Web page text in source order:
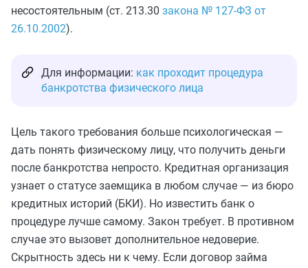
несостоятельным (ст. 213.30 закона № 127-ФЗ от
26.10.2002).
Для информации: как проходит процедура
банкротства физического лица
Цель такого требования больше психологическая —
дать понять физическому лицу, что получить деньги
после банкротства непросто. Кредитная организация
узнает о статусе заемщика в любом случае — из бюро
кредитных историй (БКИ). Но известить банк о
процедуре лучше самому. Закон требует. В противном
случае это вызовет дополнительное недоверие.
Скрытность здесь ни к чему. Если договор займа